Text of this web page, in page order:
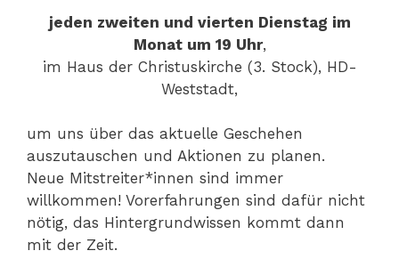
jeden zweiten und vierten Dienstag im
Monat um 19 Uhr,
im Haus der Christuskirche (3. Stock), HD-
Weststadt,
um uns über das aktuelle Geschehen
auszutauschen und Aktionen zu planen.
Neue Mitstreiter*innen sind immer
willkommen! Vorerfahrungen sind dafür nicht
nötig, das Hintergrundwissen kommt dann
mit der Zeit.